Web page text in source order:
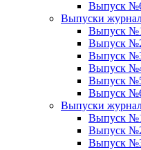
Выпуск
Выпуски
Выпуск
Выпуск
Выпуск
Выпуск
Выпуск
Выпуск
Выпуски
Выпуск
Выпуск
Выпуск